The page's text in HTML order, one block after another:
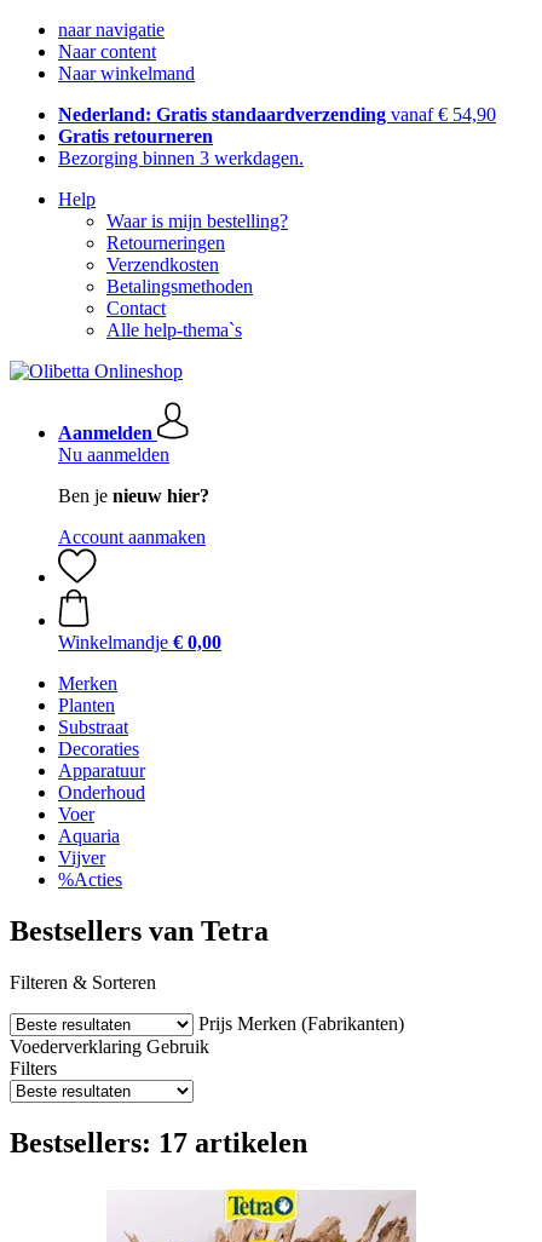
naar navigatie
Naar content
Naar winkelmand
Nederland: Gratis standaardverzending vanaf € 54,90
Gratis retourneren
Bezorging binnen 3 werkdagen.
Help
Waar is mijn bestelling?
Retourneringen
Verzendkosten
Betalingsmethoden
Contact
Alle help-thema`s
Aanmelden
Nu aanmelden
Ben je nieuw hier?
Account aanmaken
Winkelmandje € 0,00
Merken
Planten
Substraat
Decoraties
Apparatuur
Onderhoud
Voer
Aquaria
Vijver
%Acties
Bestsellers van Tetra
Filteren & Sorteren
Prijs Merken (Fabrikanten)
Voederverklaring Gebruik
Filters
Bestsellers: 17 artikelen